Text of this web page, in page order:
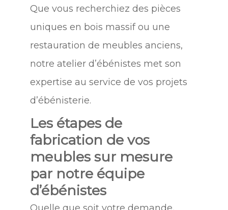
Que vous recherchiez des pièces
uniques en bois massif ou une
restauration de meubles anciens,
notre atelier d’ébénistes met son
expertise au service de vos projets
d’ébénisterie.
Les étapes de
fabrication de vos
meubles sur mesure
par notre équipe
d’ébénistes